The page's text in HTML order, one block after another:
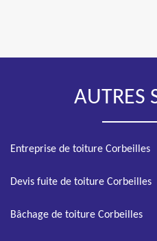
AUTRES
Entreprise de toiture Corbeilles
Devis fuite de toiture Corbeilles
Bâchage de toiture Corbeilles